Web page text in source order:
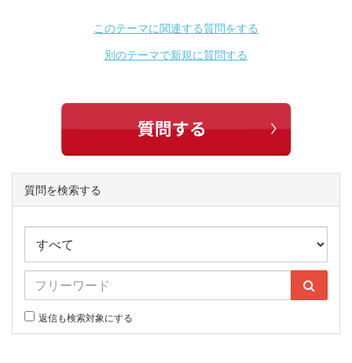
このテーマに関連する質問をする
別のテーマで新規に質問する
質問を検索する
返信も検索対象にする